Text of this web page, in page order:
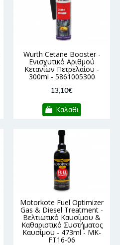
Wurth Cetane Booster -
Ενισχυτικό Αριθμού
Κετανίων Πετρελαίου -
300ml - 5861005300
13,10€
Καλαθι
Motorkote Fuel Optimizer
Gas & Diesel Treatment -
Βελτιωτικό Καυσίμου &
Καθαριστικό Συστήματος
Καυσίμου - 473ml - MK-
FT16-06